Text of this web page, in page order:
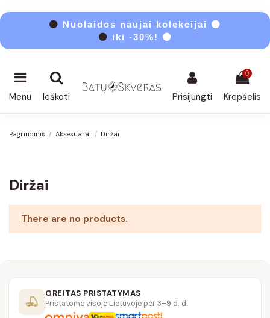
⚫ Nuolaidos naujai kolekcijai ⚫
⚫ iki -30%! ⚫
Menu Ieškoti Prisijungti
0
Krepšelis
Pagrindinis Aksesuarai Diržai
Diržai
There are no products.
GREITAS PRISTATYMAS
Pristatome visoje Lietuvoje per 3–9 d. d.